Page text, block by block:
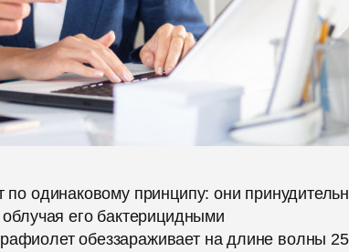
одинаковому принципу: они
его бактерицидными
обеззараживает на длине волны